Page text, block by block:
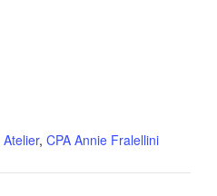
Atelier, CPA Annie Fralellini